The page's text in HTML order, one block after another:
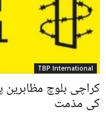
TBP International
‏کراچی بلوچ مظاہرین
کی مذمت